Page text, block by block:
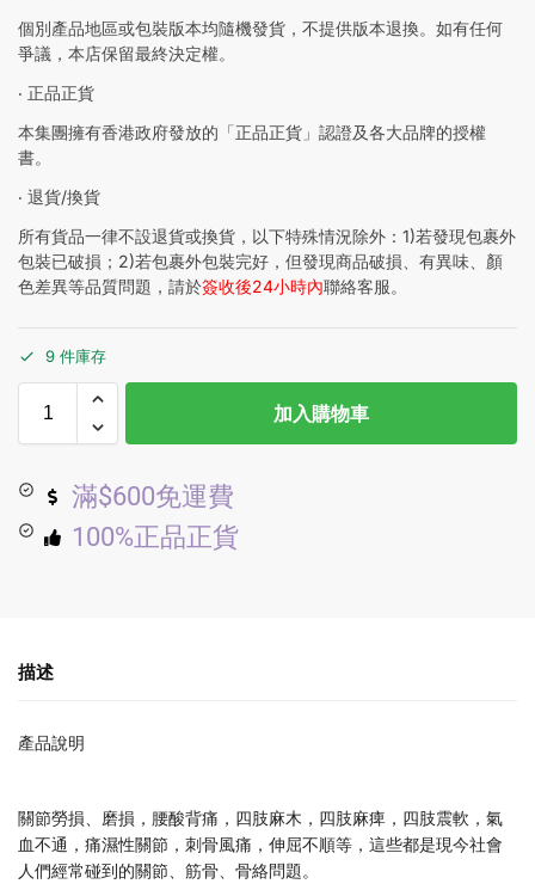
個別產品地區或包裝版本均隨機發貨，不提供版本退換。如有任何
爭議，本店保留最終決定權。
‧ 正品正貨
本集團擁有香港政府發放的「正品正貨」認證及各大品牌的授權
書。
‧ 退貨/換貨
所有貨品一律不設退貨或換貨，以下特殊情況除外：1)若發現包裹外
包裝已破損；2)若包裹外包裝完好，但發現商品破損、有異味、顏
色差異等品質問題，請於簽收後24小時內聯絡客服。
9 件庫存
加入購物車
滿$600免運費
100%正品正貨
描述
產品說明
關節勞損、磨損，腰酸背痛，四肢麻木，四肢麻痺，四肢震軟，氣
血不通，痛濕性關節，刺骨風痛，伸屈不順等，這些都是現今社會
人們經常碰到的關節、筋骨、骨絡問題。